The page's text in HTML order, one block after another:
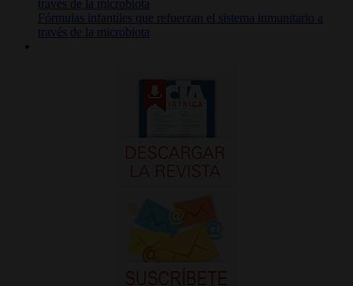
Fórmulas infantiles que refuerzan el sistema inmunitario a
través de la microbiota